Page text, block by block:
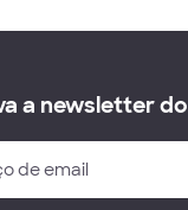
a newsletter do